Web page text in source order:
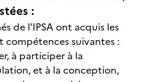
:
de l’IPSA ont acquis les
suivantes :
à participer à la
et à la conception,